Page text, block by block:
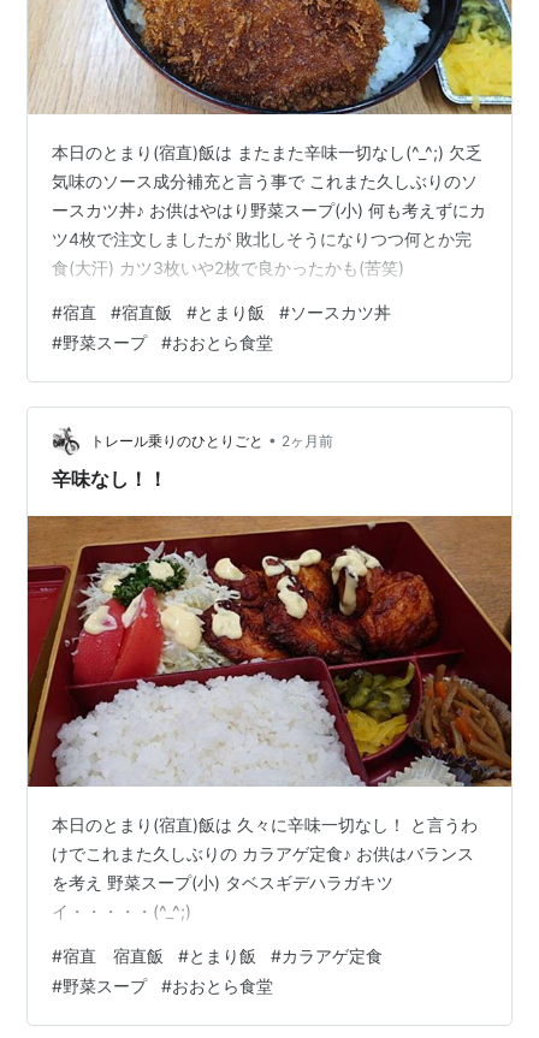
本日のとまり(宿直)飯は またまた辛味一切なし(^_^;) 欠乏
気味のソース成分補充と言う事で これまた久しぶりのソ
ースカツ丼♪ お供はやはり野菜スープ(小) 何も考えずにカ
ツ4枚で注文しましたが 敗北しそうになりつつ何とか完
食(大汗) カツ3枚いや2枚で良かったかも(苦笑)
#宿直 #宿直飯 #とまり飯 #ソースカツ丼
#野菜スープ #おおとら食堂
トレール乗りのひとりごと • 2ヶ月前
辛味なし！！
本日のとまり(宿直)飯は 久々に辛味一切なし！ と言うわ
けでこれまた久しぶりの カラアゲ定食♪ お供はバランス
を考え 野菜スープ(小) タベスギデハラガキツ
イ・・・・・(^_^;)
#宿直 宿直飯 #とまり飯 #カラアゲ定食
#野菜スープ #おおとら食堂